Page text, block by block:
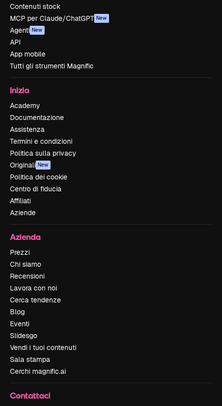
Contenuti stock
MCP per Claude/ChatGPT New
Agenti New
API
App mobile
Tutti gli strumenti Magnific
Inizia
Academy
Documentazione
Assistenza
Termini e condizioni
Politica sulla privacy
Originali New
Politica dei cookie
Centro di fiducia
Affiliati
Aziende
Azienda
Prezzi
Chi siamo
Recensioni
Lavora con noi
Cerca tendenze
Blog
Eventi
Slidesgo
Vendi i tuoi contenuti
Sala stampa
Cerchi magnific.ai
Contattaci